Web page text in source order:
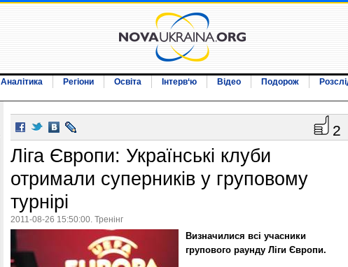
Аналітика Регіони Освіта Інтерв‘ю Відео Подорож
2
Ліга Європи: Українські клуби
отримали суперників у груповому
турнірі
2011-08-26 15:50:00. Тренінг
Визначилися всі учасники
групового раунду Ліги Європи.